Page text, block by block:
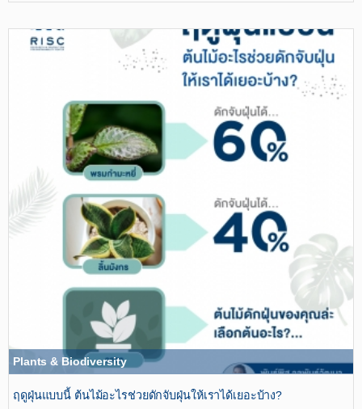
Plants & Biodiversity
ฤดูฝุ่นแบบนี้ ต้นไม้อะไรช่วยดักจับฝุ่นให้เราได้เยอะบ้าง?